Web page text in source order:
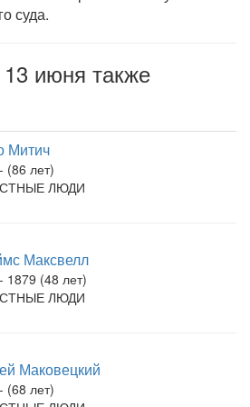
суда.
июня также
Митич
(86 лет)
ЛЮДИ
Максвелл
1879 (48 лет)
ЛЮДИ
Маковецкий
(68 лет)